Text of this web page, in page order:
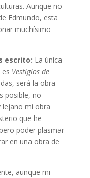
Aunque no
Edmundo, esta
muchísimo
escrito: La única
Vestigios de
será la obra
posible, no
mi obra
que he
poder plasmar
en una obra de
aunque mi